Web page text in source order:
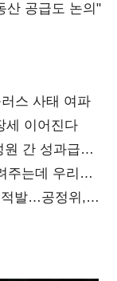
산 공급도 논의"
스 사태 여파
세 이어진다
간 성과급
주는데 우리는
구하기
적발…공정위,